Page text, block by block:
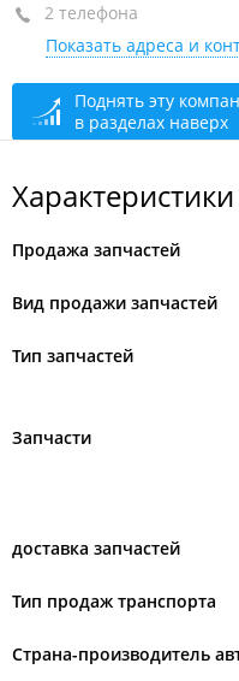
сегодня закрыто
2 телефона
Показать адреса и
Поднять эту
в разделах наверх
Характеристики
Продажа запчастей
Вид продажи запчастей
Тип запчастей
Запчасти
доставка запчастей
Тип продаж транспорта
Страна-производитель